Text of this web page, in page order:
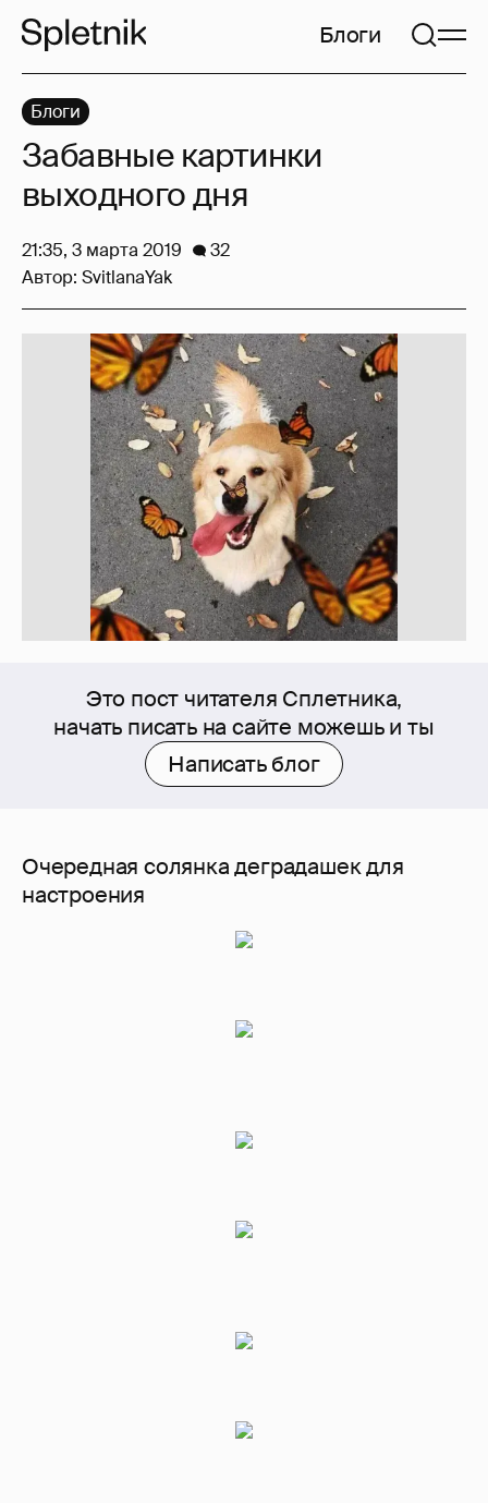
Блоги
Это пост читателя Сплетника,
начать писать на сайте можешь и ты
Написать блог
Очередная солянка деградашек для
настроения
Блоги
Забавные картинки
выходного дня
21:35, 3 марта 2019
32
Автор: SvitlanaYak